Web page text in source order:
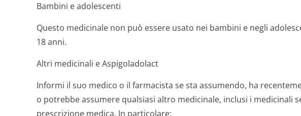
Bambini e adolescenti
Questo medicinale non può essere usato nei bambini e negli
18 anni.
Altri medicinali e Aspigoladolact
Informi il suo medico o il farmacista se sta assumendo, ha
o potrebbe assumere qualsiasi altro medicinale, inclusi i medicinali
prescrizione medica. In particolare: